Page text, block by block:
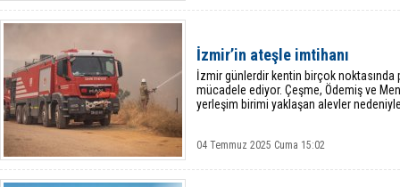
İzmir’in ateşle imtihanı
İzmir günlerdir kentin birçok noktasında
mücadele ediyor. Çeşme, Ödemiş ve
yerleşim birimi yaklaşan alevler
04 Temmuz 2025 Cuma 15:02